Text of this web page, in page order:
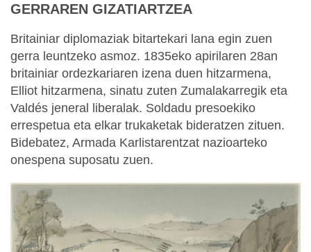
GERRAREN GIZATIARTZEA
Britainiar diplomaziak bitartekari lana egin zuen
gerra leuntzeko asmoz. 1835eko apirilaren 28an
britainiar ordezkariaren izena duen hitzarmena,
Elliot hitzarmena, sinatu zuten Zumalakarregik eta
Valdés jeneral liberalak. Soldadu presoekiko
errespetua eta elkar trukaketak bideratzen zituen.
Bidebatez, Armada Karlistarentzat nazioarteko
onespena suposatu zuen.